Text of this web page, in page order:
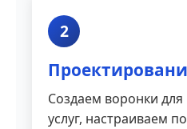
2
Создаем воронки
услуг, настраиваем